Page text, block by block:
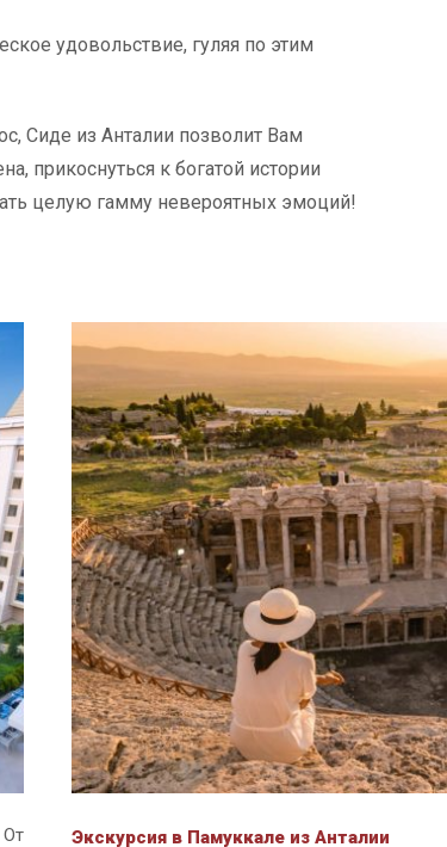
удовольствие, гуляя по этим
Сиде из Анталии позволит Вам
прикоснуться к богатой истории
целую гамму невероятных эмоций!
От Экскурсия в Памуккале из Анталии